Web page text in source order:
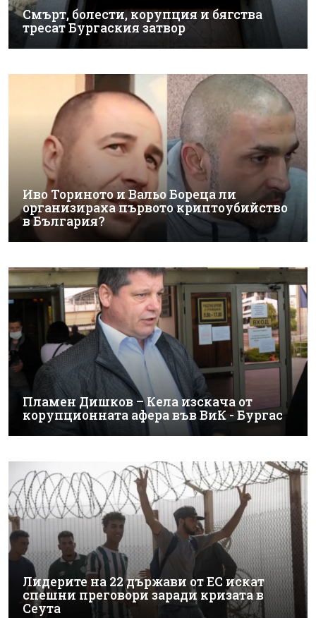
Смърт, болести, корупция и бягства
тресат Бургаския затвор
Иво Ториното и Вальо Бореца ли
организираха първото криптоубийство
в България?
Пламен Дишков – Кела изскача от
корупционната афера във ВиК - Бургас
Лидерите на 22 държави от ЕС искат
спешни преговори заради кризата в
Сеута